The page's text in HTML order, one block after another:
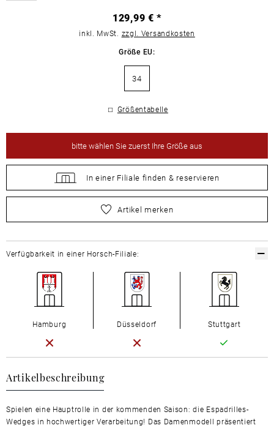
129,99 € *
inkl. MwSt. zzgl. Versandkosten
Größe EU:
34
Größentabelle
bittewählen Sie zuerst Ihre Größe aus
In einer Filiale finden & reservieren
wählen Sie zuerst Ihre Größe aus
Artikel merken
Artikelbeschreibung
Spielen eine Hauptrolle in der kommenden Saison: die Espadrilles-
Wedges in hochwertiger Verarbeitung! Das Damenmodell präsentiert
Verfügbarkeit in einer Horsch-Filiale:
Hamburg Düsseldorf Stuttgart